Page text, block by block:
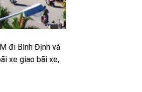
đi Bình Định và
xe giao bãi xe,